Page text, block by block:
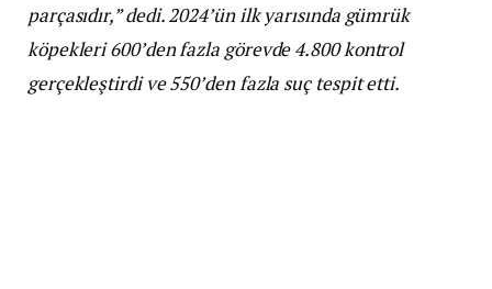
parçasıdır,” dedi. 2024’ün ilk yarısında gümrük
köpekleri 600’den fazla görevde 4.800 kontrol
gerçekleştirdi ve 550’den fazla suç tespit etti.